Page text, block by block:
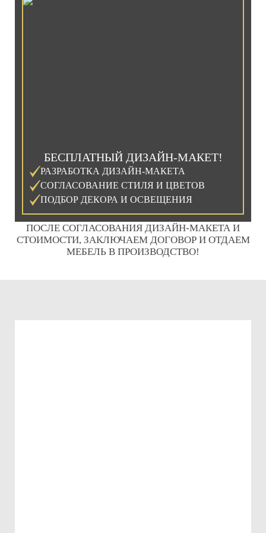
БЕСПЛАТНЫЙ ДИЗАЙН-МАКЕТ!
РАЗРАБОТКА ДИЗАЙН-МАКЕТА
СОГЛАСОВАНИЕ СТИЛЯ И ЦВЕТОВ
ПОДБОР ДЕКОРА И ОСВЕЩЕНИЯ
ПОСЛЕ СОГЛАСОВАНИЯ ДИЗАЙН-МАКЕТА И
СТОИМОСТИ, ЗАКЛЮЧАЕМ ДОГОВОР И ОТДАЕМ
МЕБЕЛЬ В ПРОИЗВОДСТВО!